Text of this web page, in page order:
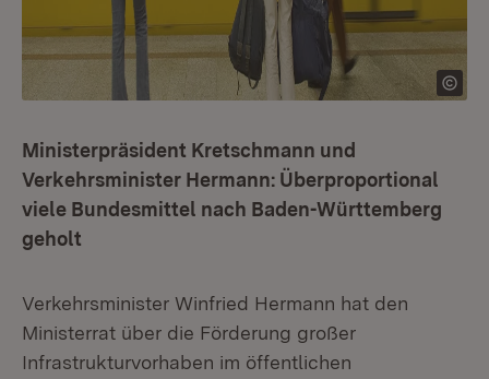
Ministerpräsident Kretschmann und
Verkehrsminister Hermann: Überproportional
viele Bundesmittel nach Baden-Württemberg
geholt
Verkehrsminister Winfried Hermann hat den
Ministerrat über die Förderung großer
Infrastrukturvorhaben im öffentlichen